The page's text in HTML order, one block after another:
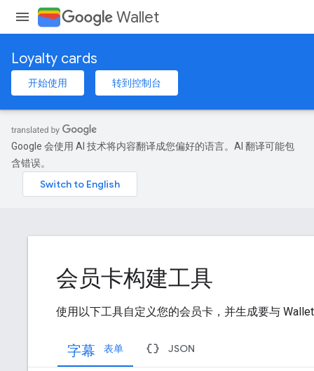
Wallet
Loyalty cards
开始使用 转到控制台
Google 会使用 AI 技术将内容翻译成您偏好的语言。AI 翻译可能包
含错误。